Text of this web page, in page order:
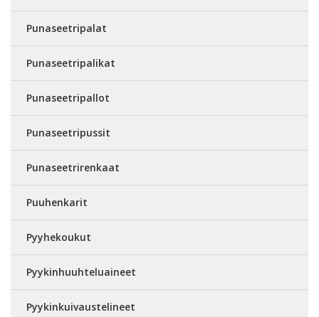
Punaseetripalat
Punaseetripalikat
Punaseetripallot
Punaseetripussit
Punaseetrirenkaat
Puuhenkarit
Pyyhekoukut
Pyykinhuuhteluaineet
Pyykinkuivaustelineet